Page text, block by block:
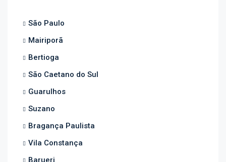
São Paulo
Mairiporã
Bertioga
São Caetano do Sul
Guarulhos
Suzano
Bragança Paulista
Vila Constança
Barueri